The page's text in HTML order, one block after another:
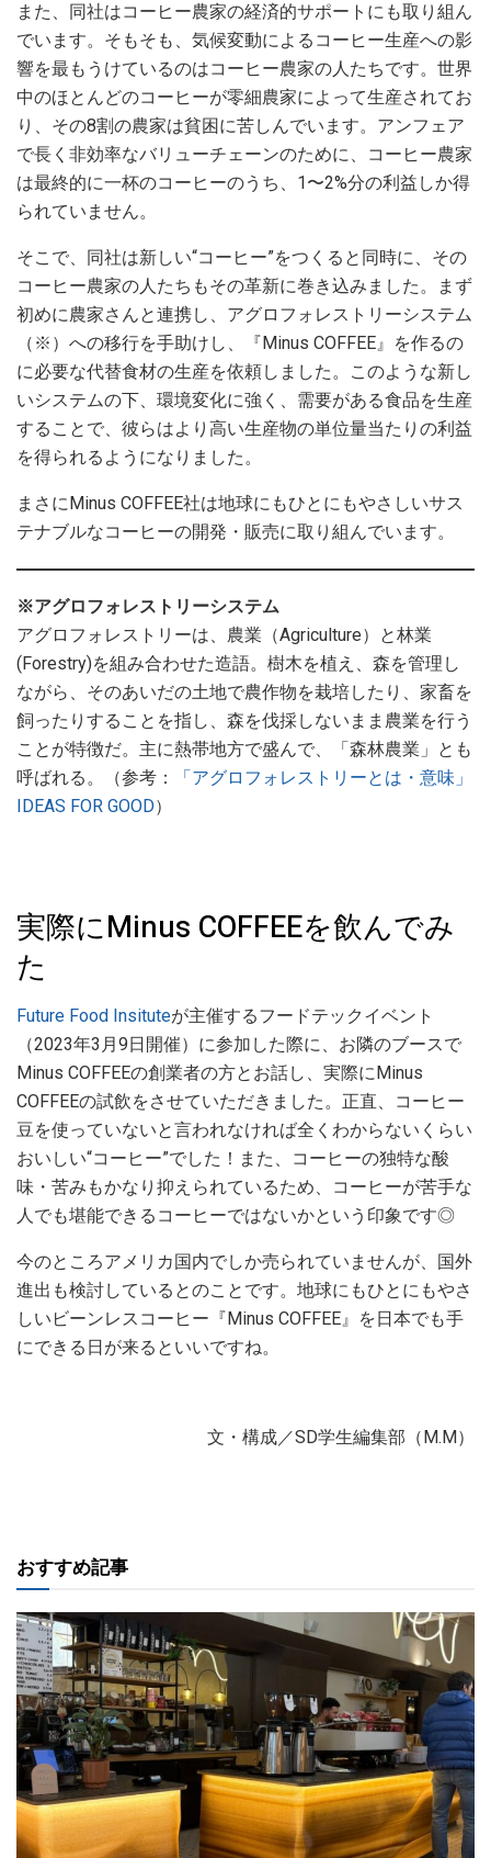
また、同社はコーヒー農家の経済的サポートにも取り組ん
でいます。そもそも、気候変動によるコーヒー生産への影
響を最もうけているのはコーヒー農家の人たちです。世界
中のほとんどのコーヒーが零細農家によって生産されてお
り、その8割の農家は貧困に苦しんでいます。アンフェア
で長く非効率なバリューチェーンのために、コーヒー農家
は最終的に一杯のコーヒーのうち、1〜2%分の利益しか得
られていません。
そこで、同社は新しい“コーヒー”をつくると同時に、その
コーヒー農家の人たちもその革新に巻き込みました。まず
初めに農家さんと連携し、アグロフォレストリーシステム
（※）への移行を手助けし、『Minus COFFEE』を作るの
に必要な代替食材の生産を依頼しました。このような新し
いシステムの下、環境変化に強く、需要がある食品を生産
することで、彼らはより高い生産物の単位量当たりの利益
を得られるようになりました。
まさにMinus COFFEE社は地球にもひとにもやさしいサス
テナブルなコーヒーの開発・販売に取り組んでいます。
※アグロフォレストリーシステム
アグロフォレストリーは、農業（Agriculture）と林業
(Forestry)を組み合わせた造語。樹木を植え、森を管理し
ながら、そのあいだの土地で農作物を栽培したり、家畜を
飼ったりすることを指し、森を伐採しないまま農業を行う
ことが特徴だ。主に熱帯地方で盛んで、「森林農業」とも
呼ばれる。（参考：
「アグロフォレストリーとは・意味」
IDEAS FOR GOOD）
実際にMinus COFFEEを飲んでみ
た
Future Food Insituteが主催するフードテックイベント
（2023年3月9日開催）に参加した際に、お隣のブースで
Minus COFFEEの創業者の方とお話し、実際にMinus
COFFEEの試飲をさせていただきました。正直、コーヒー
豆を使っていないと言われなければ全くわからないくらい
おいしい“コーヒー”でした！また、コーヒーの独特な酸
味・苦みもかなり抑えられているため、コーヒーが苦手な
人でも堪能できるコーヒーではないかという印象です◎
今のところアメリカ国内でしか売られていませんが、国外
進出も検討しているとのことです。地球にもひとにもやさ
しいビーンレスコーヒー『Minus COFFEE』を日本でも手
にできる日が来るといいですね。
文・構成／SD学生編集部（M.M）
おすすめ記事